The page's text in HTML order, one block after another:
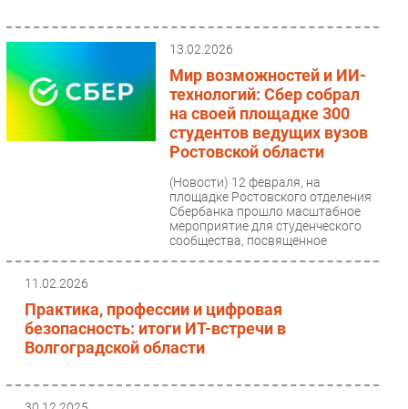
13.02.2026
Мир возможностей и ИИ-
технологий: Сбер собрал
на своей площадке 300
студентов ведущих вузов
Ростовской области
(Новости) 12 февраля, на
площадке Ростовского отделения
Сбербанка прошло масштабное
мероприятие для студенческого
сообщества, посвященное
11.02.2026
Практика, профессии и цифровая
безопасность: итоги ИТ-встречи в
Волгоградской области